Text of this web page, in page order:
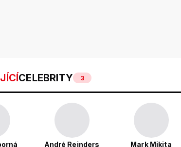
CELEBRITY 3
André Reinders Mark Mikita